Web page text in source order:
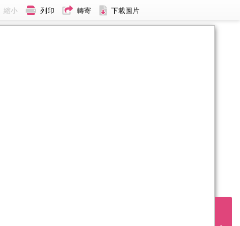
縮小 列印 轉寄 下載圖片